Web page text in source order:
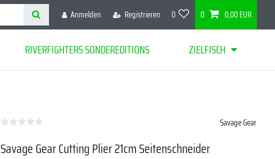
Anmelden Registrieren 0 0 0,00 EUR
RIVERFIGHTERS SONDEREDITIONS ZIELFISCH
Savage Gear
Savage Gear Cutting Plier 21cm Seitenschneider